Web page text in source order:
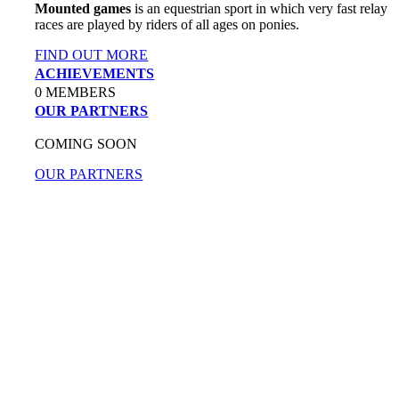
Mounted games is an equestrian sport in which very fast relay
races are played by riders of all ages on ponies.
FIND OUT MORE
ACHIEVEMENTS
0 MEMBERS
OUR PARTNERS
COMING SOON
OUR PARTNERS